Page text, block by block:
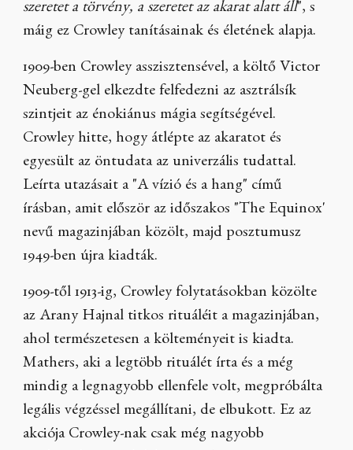
szeretet a törvény, a szeretet az akarat alatt áll", s
máig ez Crowley tanításainak és életének alapja.
1909-ben Crowley asszisztensével, a költő Victor
Neuberg-gel elkezdte felfedezni az asztrálsík
szintjeit az énokiánus mágia segítségével.
Crowley hitte, hogy átlépte az akaratot és
egyesült az öntudata az univerzális tudattal.
Leírta utazásait a "A vízió és a hang" című
írásban, amit először az időszakos "The Equinox'
nevű magazinjában közölt, majd posztumusz
1949-ben újra kiadták.
1909-től 1913-ig, Crowley folytatásokban közölte
az Arany Hajnal titkos rituáléit a magazinjában,
ahol természetesen a költeményeit is kiadta.
Mathers, aki a legtöbb rituálét írta és a még
mindig a legnagyobb ellenfele volt, megpróbálta
legális végzéssel megállítani, de elbukott. Ez az
akciója Crowley-nak csak még nagyobb